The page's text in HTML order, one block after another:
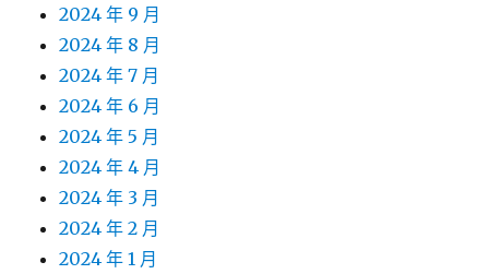
2024 年 9 月
2024 年 8 月
2024 年 7 月
2024 年 6 月
2024 年 5 月
2024 年 4 月
2024 年 3 月
2024 年 2 月
2024 年 1 月